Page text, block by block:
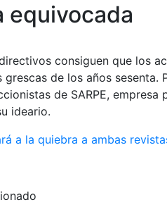
equivocada
consiguen que los
grescas de los años
de SARPE, empresa
ideario.
a la quiebra a ambas